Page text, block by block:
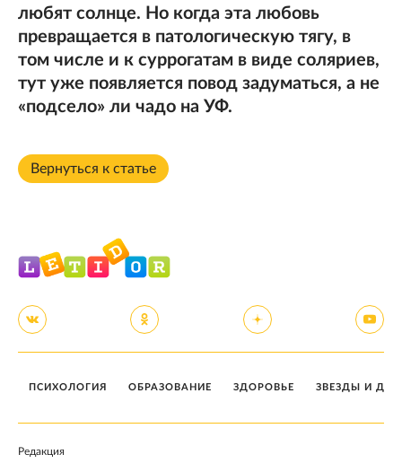
любят солнце. Но когда эта любовь
превращается в патологическую тягу, в
том числе и к суррогатам в виде соляриев,
тут уже появляется повод задуматься, а не
«подсело» ли чадо на УФ.
Вернуться к статье
ПСИХОЛОГИЯ ОБРАЗОВАНИЕ ЗДОРОВЬЕ ЗВЕЗДЫ И
Редакция